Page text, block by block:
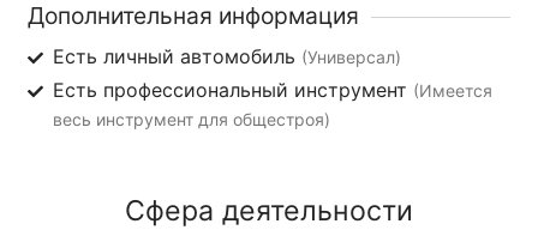
Дополнительная информация
Есть личный автомобиль (Универсал)
Есть профессиональный инструмент (Имеется
весь инструмент для общестроя)
Сфера деятельности